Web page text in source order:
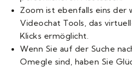
Zoom ist ebenfalls eins
Videochat Tools, das
Klicks ermöglicht.
Wenn Sie auf der Suche
Omegle sind, haben Sie